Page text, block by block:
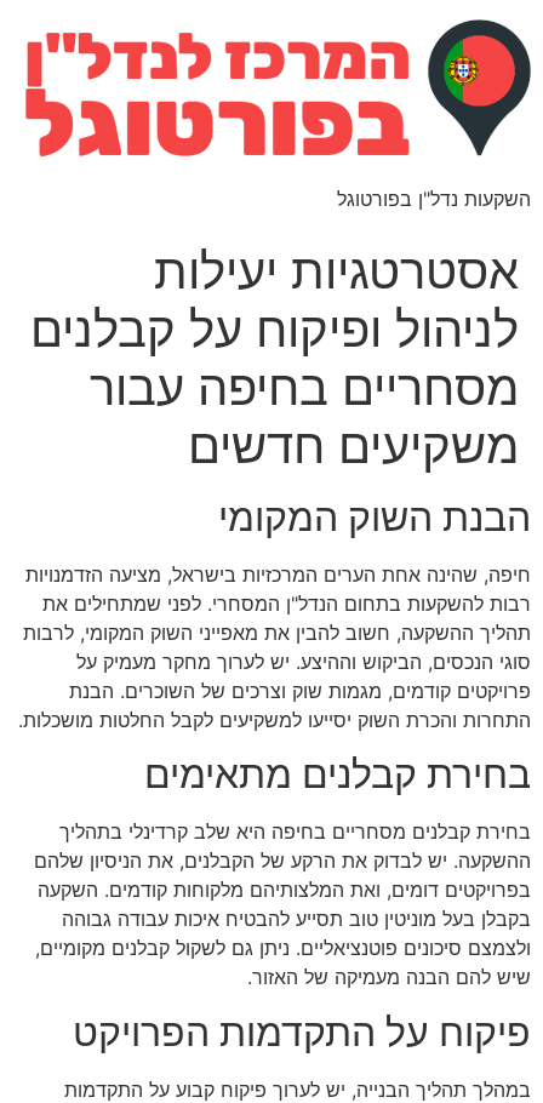
השקעות נדל"ן בפורטוגל
אסטרטגיות יעילות
לניהול ופיקוח על קבלנים
מסחריים בחיפה עבור
משקיעים חדשים
הבנת השוק המקומי
חיפה, שהינה אחת הערים המרכזיות בישראל, מציעה הזדמנויות
רבות להשקעות בתחום הנדל"ן המסחרי. לפני שמתחילים את
תהליך ההשקעה, חשוב להבין את מאפייני השוק המקומי, לרבות
סוגי הנכסים, הביקוש וההיצע. יש לערוך מחקר מעמיק על
פרויקטים קודמים, מגמות שוק וצרכים של השוכרים. הבנת
התחרות והכרת השוק יסייעו למשקיעים לקבל החלטות מושכלות.
בחירת קבלנים מתאימים
בחירת קבלנים מסחריים בחיפה היא שלב קרדינלי בתהליך
ההשקעה. יש לבדוק את הרקע של הקבלנים, את הניסיון שלהם
בפרויקטים דומים, ואת המלצותיהם מלקוחות קודמים. השקעה
בקבלן בעל מוניטין טוב תסייע להבטיח איכות עבודה גבוהה
ולצמצם סיכונים פוטנציאליים. ניתן גם לשקול קבלנים מקומיים,
שיש להם הבנה מעמיקה של האזור.
פיקוח על התקדמות הפרויקט
במהלך תהליך הבנייה, יש לערוך פיקוח קבוע על התקדמות